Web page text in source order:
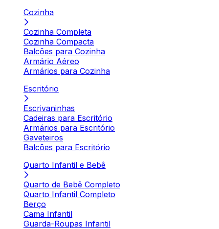
Cozinha
Cozinha Completa
Cozinha Compacta
Balcões para Cozinha
Armário Aéreo
Armários para Cozinha
Escritório
Escrivaninhas
Cadeiras para Escritório
Armários para Escritório
Gaveteiros
Balcões para Escritório
Quarto Infantil e Bebê
Quarto de Bebê Completo
Quarto Infantil Completo
Berço
Cama Infantil
Guarda-Roupas Infantil